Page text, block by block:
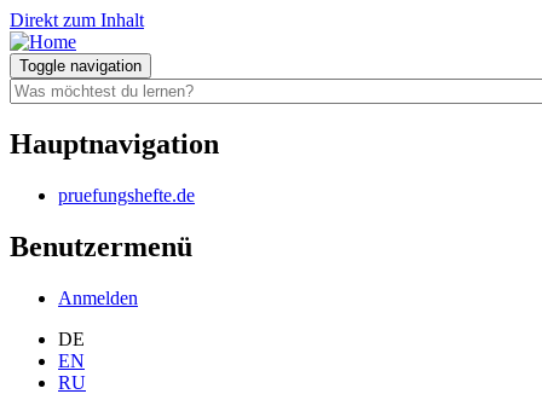
Direkt zum Inhalt
Toggle navigation
Hauptnavigation
pruefungshefte.de
Benutzermenü
Anmelden
DE
EN
RU